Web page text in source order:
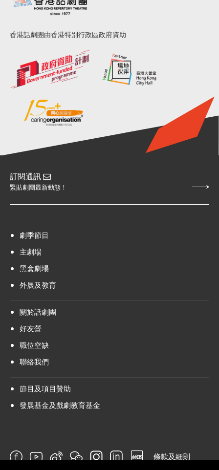
香港話劇團由香港特別行政區政府資助
訂閱通訊
緊貼劇團最新動態！
劇季節目
主劇場
黑盒劇場
外展及教育
關於話劇團
好友營
職位空缺
聯絡我們
節目及項目贊助
發展基金及戲劇教育基金
條款及細則